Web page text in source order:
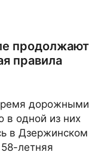
продолжают
правила
дорожными
в одной из них
в Дзержинском
летняя